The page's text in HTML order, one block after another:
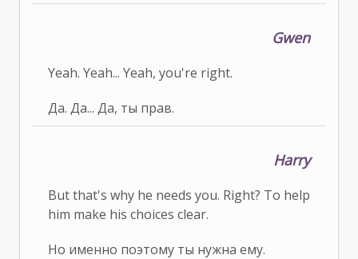
Gwen
Yeah. Yeah... Yeah, you're right.
Да. Да... Да, ты прав.
Harry
But that's why he needs you. Right? To help
him make his choices clear.
Но именно поэтому ты нужна ему.